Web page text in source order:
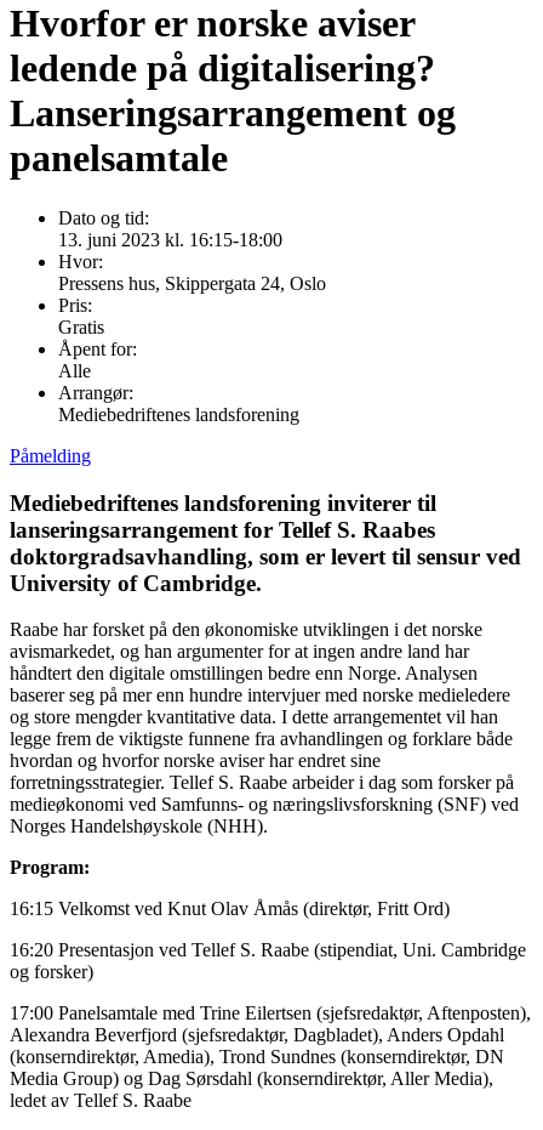
Hvorfor er norske aviser
ledende på digitalisering?
Lanseringsarrangement og
panelsamtale
Dato og tid:
13. juni 2023 kl. 16:15-18:00
Hvor:
Pressens hus, Skippergata 24, Oslo
Pris:
Gratis
Åpent for:
Alle
Arrangør:
Mediebedriftenes landsforening
Påmelding
Mediebedriftenes landsforening inviterer til
lanseringsarrangement for Tellef S. Raabes
doktorgradsavhandling, som er levert til sensur ved
University of Cambridge.
Raabe har forsket på den økonomiske utviklingen i det norske
avismarkedet, og han argumenter for at ingen andre land har
håndtert den digitale omstillingen bedre enn Norge. Analysen
baserer seg på mer enn hundre intervjuer med norske medieledere
og store mengder kvantitative data. I dette arrangementet vil han
legge frem de viktigste funnene fra avhandlingen og forklare både
hvordan og hvorfor norske aviser har endret sine
forretningsstrategier. Tellef S. Raabe arbeider i dag som forsker på
medieøkonomi ved Samfunns- og næringslivsforskning (SNF) ved
Norges Handelshøyskole (NHH).
Program:
16:15 Velkomst ved Knut Olav Åmås (direktør, Fritt Ord)
16:20 Presentasjon ved Tellef S. Raabe (stipendiat, Uni. Cambridge
og forsker)
17:00 Panelsamtale med Trine Eilertsen (sjefsredaktør, Aftenposten),
Alexandra Beverfjord (sjefsredaktør, Dagbladet), Anders Opdahl
(konserndirektør, Amedia), Trond Sundnes (konserndirektør, DN
Media Group) og Dag Sørsdahl (konserndirektør, Aller Media),
ledet av Tellef S. Raabe